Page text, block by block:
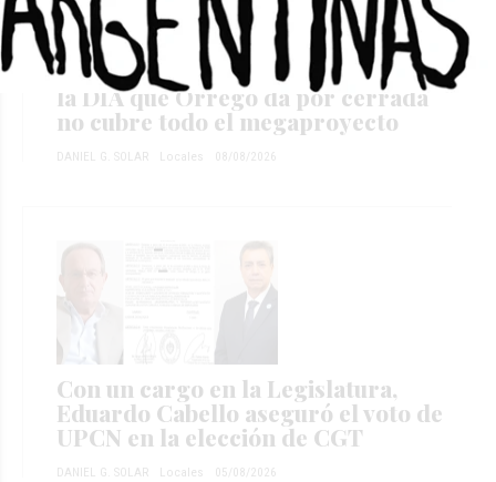
Vicuña paga U$S 250 millones, pero
la DIA que Orrego da por cerrada
no cubre todo el megaproyecto
DANIEL G. SOLAR Locales 08/08/2026
Con un cargo en la Legislatura,
Eduardo Cabello aseguró el voto de
UPCN en la elección de CGT
DANIEL G. SOLAR Locales 05/08/2026